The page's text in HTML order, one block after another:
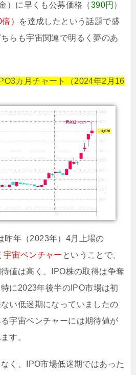
）に早くも公募価格（390円 ）
）
を達成したという話題で盛
らも宇宙関連で明るく夢のあ
カ月チャート（2024年2月16
昨年（2023年）4月上場の
宇宙ベンチャー ということで、
値は高く、IPO株の取得は争奪
に2023年後半のIPO市場は初
い低迷期になっていましたの
宇宙ベンチャーには期待値が
す。
く、IPO市場低迷期ではあった